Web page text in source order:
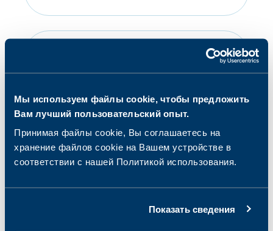
Мы используем файлы cookie, чтобы предложить
Вам лучший пользовательский опыт.
Принимая файлы cookie, Вы соглашаетесь на
хранение файлов cookie на Вашем устройстве в
соответствии с нашей Политикой использования.
Показать сведения
Как подготовить ребенка к
процедуре взятия крови?
Результаты
Как я могу увидеть свои
результаты анализов?